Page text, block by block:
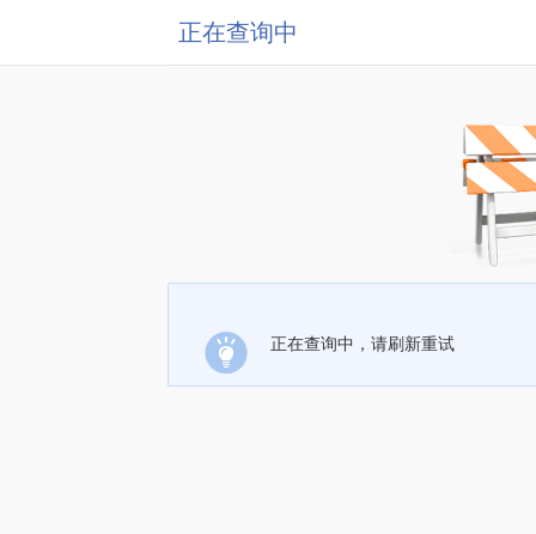
正在查询中
正在查询中，请刷新重试